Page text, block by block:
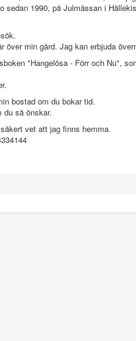
sedan 1990, på Julmässan i
över min gård. Jag kan erbjuda
"Hangelösa - Förr och Nu",
bostad om du bokar tid.
du så önskar.
vet att jag finns hemma.